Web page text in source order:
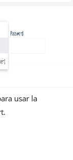
usar la